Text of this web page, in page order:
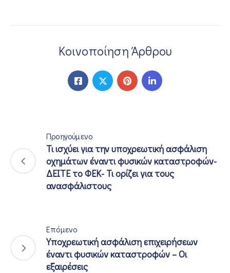
Κοινοποίηση Άρθρου
Προηγούμενο
Τι ισχύει για την υποχρεωτική ασφάλιση
οχημάτων έναντι φυσικών καταστροφών-
ΔΕΙΤΕ το ΦΕΚ- Τι ορίζει για τους
ανασφάλιστους
Επόμενο
Υποχρεωτική ασφάλιση επιχειρήσεων
έναντι φυσικών καταστροφών – Οι
εξαιρέσεις